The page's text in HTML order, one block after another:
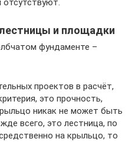
отсутствуют.
и площадки
фундаменте –
проектов в расчёт,
это прочность,
никак не может быть
всего, это лестница, по
на крыльцо, то